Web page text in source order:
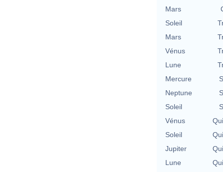
Mars
Soleil
Mars
Vénus
Lune
Mercure
Neptune
Soleil
Vénus
Soleil
Jupiter
Lune